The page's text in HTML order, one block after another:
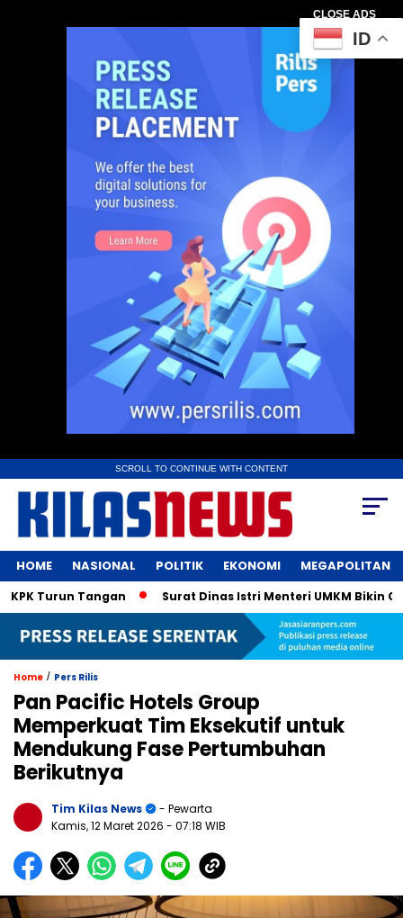
CLOSE ADS
SCROLL TO CONTINUE WITH CONTENT
HOME NASIONAL POLITIK EKONOMI MEGAPOLITAN
Tangan Surat Dinas Istri Menteri UMKM Bikin Geger!
Home / Pers Rilis
Pan Pacific Hotels Group
Memperkuat Tim Eksekutif untuk
Mendukung Fase Pertumbuhan
Berikutnya
Tim Kilas News
- Pewarta
Kamis, 12 Maret 2026 - 07:18 WIB
ID